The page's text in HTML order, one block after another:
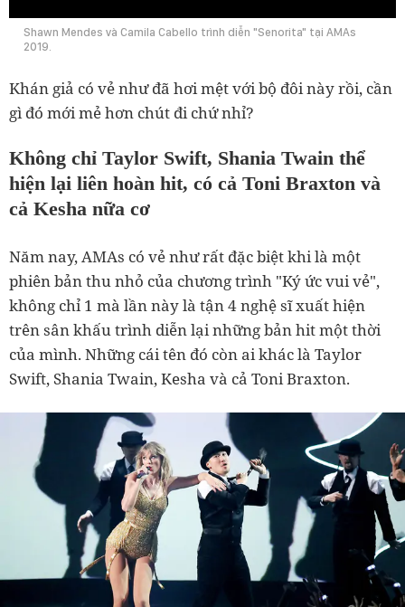
Shawn Mendes và Camila Cabello trình diễn "Senorita" tại AMAs
2019.
Khán giả có vẻ như đã hơi mệt với bộ đôi này rồi, cần
gì đó mới mẻ hơn chút đi chứ nhỉ?
Không chỉ Taylor Swift, Shania Twain thể
hiện lại liên hoàn hit, có cả Toni Braxton và
cả Kesha nữa cơ
Năm nay, AMAs có vẻ như rất đặc biệt khi là một
phiên bản thu nhỏ của chương trình "Ký ức vui vẻ",
không chỉ 1 mà lần này là tận 4 nghệ sĩ xuất hiện
trên sân khấu trình diễn lại những bản hit một thời
của mình. Những cái tên đó còn ai khác là Taylor
Swift, Shania Twain, Kesha và cả Toni Braxton.